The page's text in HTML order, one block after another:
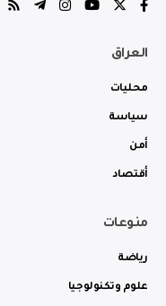
العراق
محليات
سياسة
أمن
أقتصاد
منوعات
رياضة
علوم وتكنولوجيا